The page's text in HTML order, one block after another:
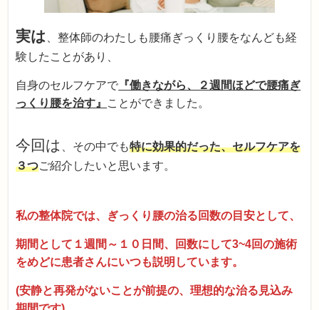
実は
、整体師のわたしも腰痛ぎっくり腰をなんども経
験したことがあり、
自身のセルフケアで 『働きながら、２週間ほどで腰痛ぎ
っくり腰を治す』
ことができました。
今回は 、その中でも特に効果的だった、セルフケアを
３つご紹介したいと思います。
私の整体院では、ぎっくり腰の治る回数の目安として、
期間として１週間～１０日間、回数にして3~4回の施術
をめどに患者さんにいつも説明しています。
(安静と再発がないことが前提の、理想的な治る見込み